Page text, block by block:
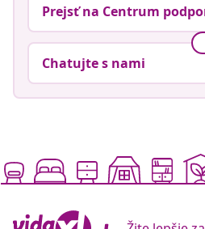
Prejsť na Centrum
Chatujte s nami